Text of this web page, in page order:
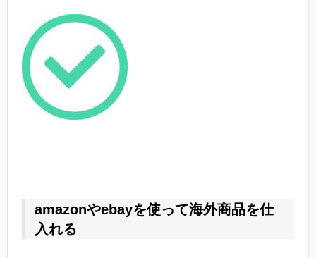
amazonやebayを使って海外商品を仕
入れる